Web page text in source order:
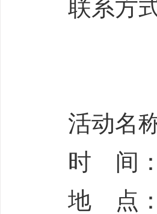
联系方
活动名
时 间：
地 点：